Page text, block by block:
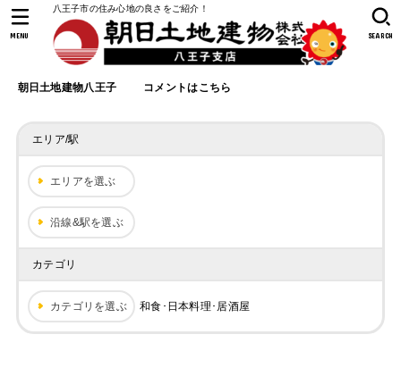
八王子市の住み心地の良さをご紹介！
朝日土地建物八王子 コメントはこちら
SEARCH
MENU
エリア/駅
エリアを選ぶ
沿線&駅を選ぶ
カテゴリ
カテゴリを選ぶ 和食･日本料理･居酒屋